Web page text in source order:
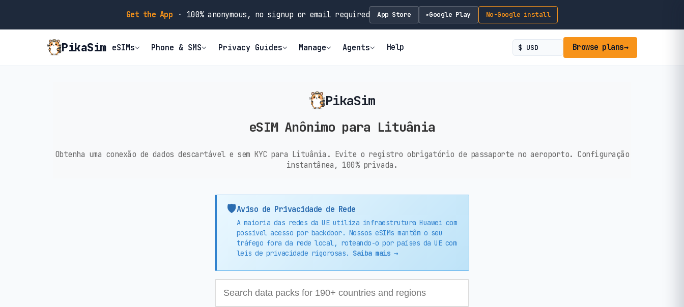
Get the App · 100% anonymous, no signup or email required App Store ►Google Play No-Google install
PikaSim eSIMs Phone & SMS Privacy Guides Manage Agents Help Browse plans→
PikaSim
eSIM Anônimo para Lituânia
Obtenha uma conexão de dados descartável e sem KYC para Lituânia. Evite o registro obrigatório de passaporte no aeroporto. Configuração
instantânea, 100% privada.
🛡️Aviso de Privacidade de Rede
A maioria das redes da UE utiliza infraestrutura Huawei com
possível acesso por backdoor. Nossos eSIMs mantêm o seu
tráfego fora da rede local, roteando-o por países da UE com
leis de privacidade rigorosas. Saiba mais →